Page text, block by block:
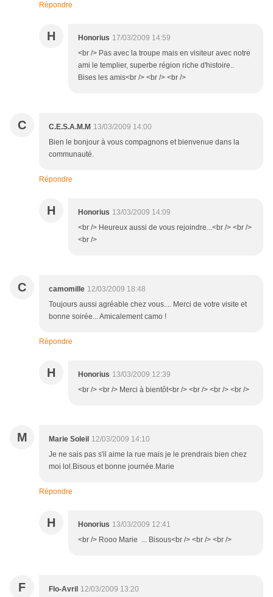
Répondre
H Honorius 17/03/2009 14:59
<br /> Pas avec la troupe mais en visiteur avec notre
ami le templier, superbe région riche d'histoire..
Bises les amis<br /> <br /> <br />
C C.E.S.A.M.M 13/03/2009 14:00
Bien le bonjour à vous compagnons et bienvenue dans la
communauté.
Répondre
H Honorius 13/03/2009 14:09
<br /> Heureux aussi de vous rejoindre...<br /> <br />
<br />
C camomille 12/03/2009 18:48
Toujours aussi agréable chez vous.... Merci de votre visite et
bonne soirée... Amicalement camo !
Répondre
H Honorius 13/03/2009 12:39
<br /> <br /> Merci à bientôt<br /> <br /> <br /> <br />
M Marie Soleil 12/03/2009 14:10
Je ne sais pas s'il aime la rue mais je le prendrais bien chez
moi lol.Bisous et bonne journée.Marie
Répondre
H Honorius 13/03/2009 12:41
<br /> Rooo Marie ... Bisous<br /> <br /> <br />
F Flo-Avril 12/03/2009 13:20